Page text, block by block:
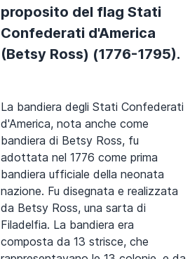
proposito del flag Stati
Confederati d'America
(Betsy Ross) (1776-1795).
La bandiera degli Stati Confederati
d'America, nota anche come
bandiera di Betsy Ross, fu
adottata nel 1776 come prima
bandiera ufficiale della neonata
nazione. Fu disegnata e realizzata
da Betsy Ross, una sarta di
Filadelfia. La bandiera era
composta da 13 strisce, che